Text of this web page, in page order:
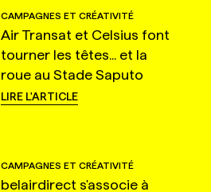
CAMPAGNES ET CRÉATIVITÉ
Air Transat et Celsius font
tourner les têtes... et la
roue au Stade Saputo
LIRE L'ARTICLE
CAMPAGNES ET CRÉATIVITÉ
belairdirect s'associe à